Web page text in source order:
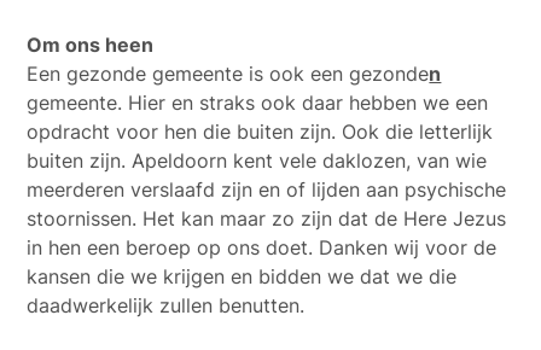
Om ons heen
Een gezonde gemeente is ook een gezonden
gemeente. Hier en straks ook daar hebben we een
opdracht voor hen die buiten zijn. Ook die letterlijk
buiten zijn. Apeldoorn kent vele daklozen, van wie
meerderen verslaafd zijn en of lijden aan psychische
stoornissen. Het kan maar zo zijn dat de Here Jezus
in hen een beroep op ons doet. Danken wij voor de
kansen die we krijgen en bidden we dat we die
daadwerkelijk zullen benutten.